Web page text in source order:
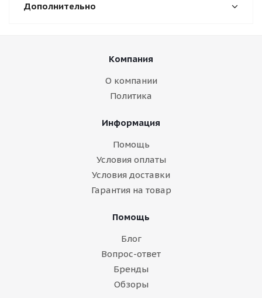
Дополнительно
Компания
О компании
Политика
Информация
Помощь
Условия оплаты
Условия доставки
Гарантия на товар
Помощь
Блог
Вопрос-ответ
Бренды
Обзоры